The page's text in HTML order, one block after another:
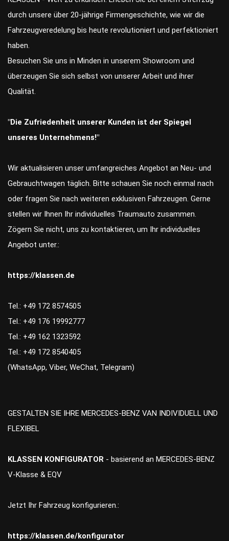
durch unsere über 20-jährige Firmengeschichte, wie wir die
Fahrzeugveredelung bis heute revolutioniert und perfektioniert
haben.
Besuchen Sie uns in Minden in unserem Showroom und
überzeugen Sie sich selbst von unserer Arbeit und ihrer
Qualität.
"Die Zufriedenheit unserer Kunden ist der Spiegel
unseres Unternehmens!"
Wir aktualisieren unser umfangreiches Angebot an Neu- und
Gebrauchtwagen täglich. Bitte schauen Sie noch einmal nach
oder fragen Sie nach weiteren exklusiven Fahrzeugen. Gerne
stellen wir Ihnen Ihr individuelles Traumauto zusammen.
Zögern Sie nicht, uns zu kontaktieren, um Ihr individuelles
Angebot unter.:
https://klassen.de
Tel.: +49 172 8574505
Tel.: +49 176 19992777
Tel.: +49 162 1323592
Tel.: +49 172 8540405
(WhatsApp, Viber, WeChat, Telegram)
GESTALTEN SIE IHRE MERCEDES-BENZ VAN INDIVIDUELL UND
FLEXIBEL
KLASSEN KONFIGURATOR - basierend an MERCEDES-BENZ
V-Klasse & EQV
Jetzt Ihr Fahrzeug konfigurieren.:
https://klassen.de/konfigurator